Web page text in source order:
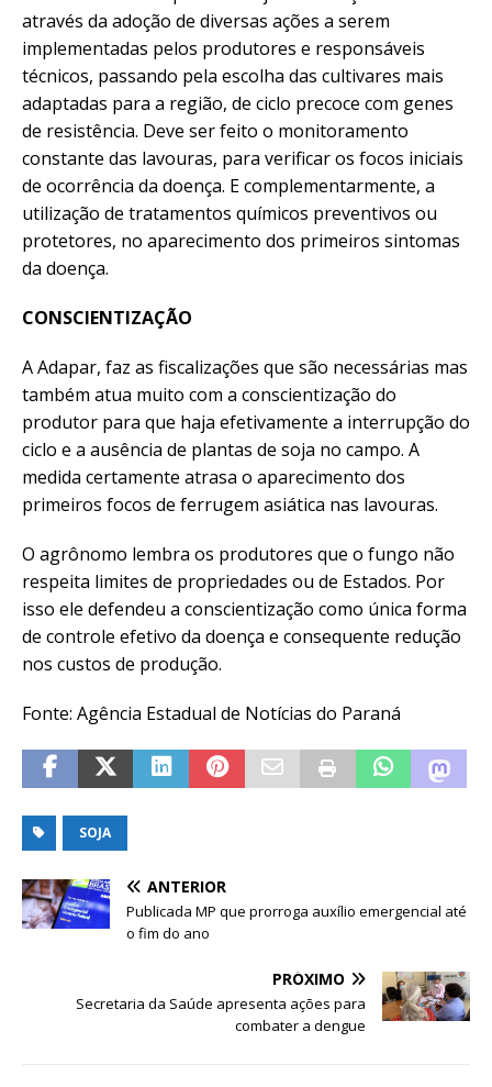
através da adoção de diversas ações a serem
implementadas pelos produtores e responsáveis
técnicos, passando pela escolha das cultivares mais
adaptadas para a região, de ciclo precoce com genes
de resistência. Deve ser feito o monitoramento
constante das lavouras, para verificar os focos iniciais
de ocorrência da doença. E complementarmente, a
utilização de tratamentos químicos preventivos ou
protetores, no aparecimento dos primeiros sintomas
da doença.
CONSCIENTIZAÇÃO
A Adapar, faz as fiscalizações que são necessárias mas
também atua muito com a conscientização do
produtor para que haja efetivamente a interrupção do
ciclo e a ausência de plantas de soja no campo. A
medida certamente atrasa o aparecimento dos
primeiros focos de ferrugem asiática nas lavouras.
O agrônomo lembra os produtores que o fungo não
respeita limites de propriedades ou de Estados. Por
isso ele defendeu a conscientização como única forma
de controle efetivo da doença e consequente redução
nos custos de produção.
Fonte: Agência Estadual de Notícias do Paraná
SOJA
ANTERIOR
Publicada MP que prorroga auxílio emergencial até
o fim do ano
PRÓXIMO
Secretaria da Saúde apresenta ações para
combater a dengue